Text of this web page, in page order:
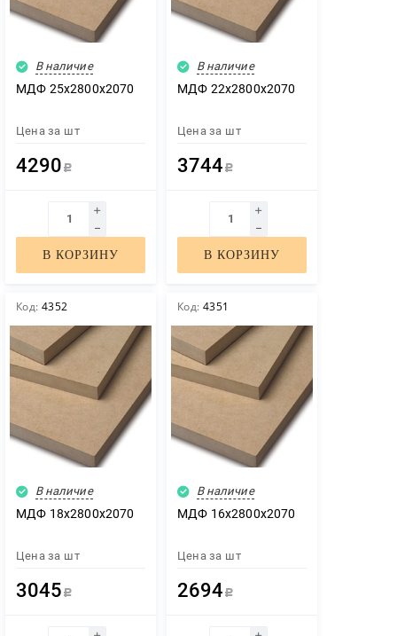
В наличие
МДФ 25х2800х2070
Цена за шт
4290 Р
В КОРЗИНУ
В наличие
МДФ 22х2800х2070
Цена за шт
3744 Р
В КОРЗИНУ
Код: 4352
В наличие
МДФ 18х2800х2070
Цена за шт
3045 Р
Код: 4351
В наличие
МДФ 16х2800х2070
Цена за шт
2694 Р